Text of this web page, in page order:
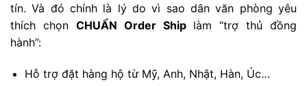
tín. Và đó chính là lý do vì sao dân văn phòng yêu
thích chọn CHUẨN Order Shiplàm “trợ thủ đồng
hành”:
Hỗ trợ đặt hàng hộ từ Mỹ, Anh, Nhật, Hàn, Úc…